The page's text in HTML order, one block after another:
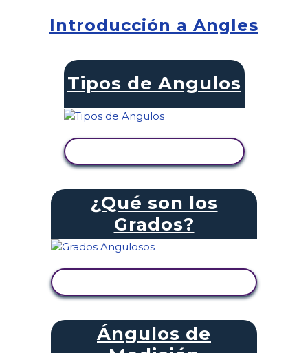
Introducción a Angles
Tipos de Angulos
¿Qué son los
Grados?
Ángulos de